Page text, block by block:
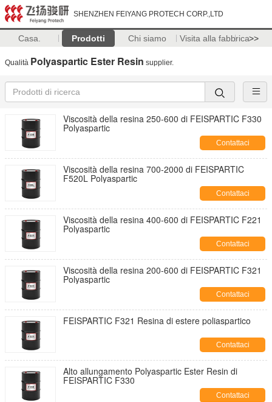
SHENZHEN FEIYANG PROTECH CORP.,LTD
Casa. Prodotti Chi siamo Visita alla fabbrica>>
Qualità Polyaspartic Ester Resin supplier.
Viscosità della resina 250-600 di FEISPARTIC F330
Polyaspartic
Contattaci
Viscosità della resina 700-2000 di FEISPARTIC
F520L Polyaspartic
Contattaci
Viscosità della resina 400-600 di FEISPARTIC F221
Polyaspartic
Contattaci
Viscosità della resina 200-600 di FEISPARTIC F321
Polyaspartic
Contattaci
FEISPARTIC F321 Resina di estere poliaspartico
Contattaci
Alto allungamento Polyaspartic Ester Resin di
FEISPARTIC F330
Contattaci